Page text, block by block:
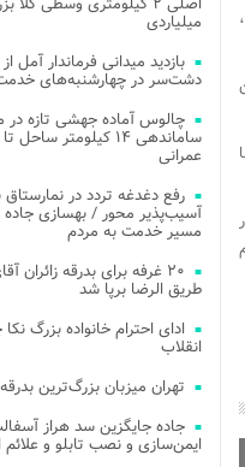
میلیاردی
دشت‌سر در چهارشنبه‌های
چالوس آماده جهشی تازه در
ساماندهی ۱۴ کیلومتر
عمرانی
رفع دغدغه تردد در
آسیب‌پذیر محور / بهسازی جاده
مسیر خدمت به مردم
۲۰ غرفه برای بدرقه
طریق الرضا برپا شد
ادای احترام خانواده بزرگ
انقلاب
تهران میزبان بزرگ‌ترین
جاده جایگزین سد هراز
ایمن‌سازی و نصب تابلو و